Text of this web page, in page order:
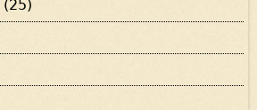
(25)